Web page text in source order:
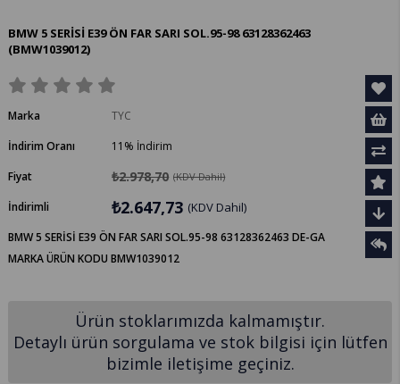
BMW 5 SERİSİ E39 ÖN FAR SARI SOL.95-98 63128362463
(BMW1039012)
Marka
TYC
İndirim Oranı
%
11
İndirim
Fiyat
₺2.978,70 (KDV Dahil)
İndirimli ₺2.647,73 (KDV Dahil)
BMW 5 SERİSİ E39 ÖN FAR SARI SOL.95-98 63128362463 DE-GA
MARKA ÜRÜN KODU BMW1039012
Ürün stoklarımızda kalmamıştır.
Detaylı ürün sorgulama ve stok bilgisi için lütfen
bizimle iletişime geçiniz.